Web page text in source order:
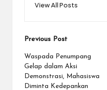
View All Posts
Post
navigation
Previous Post
Waspada Penumpang
Gelap dalam Aksi
Demonstrasi, Mahasiswa
Diminta Kedepankan